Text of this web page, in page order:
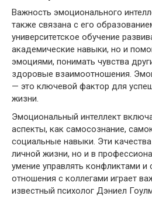
Важность эмоционального
также связана с его
университетское обучение
академические навыки, но и
эмоциями, понимать чувства
здоровые взаимоотношения.
— это ключевой фактор для
жизни.
Эмоциональный интеллект
аспекты, как самосознание,
социальные навыки. Эти
личной жизни, но и в
умение управлять конфликтами и
отношения с коллегами играет
известный психолог Дэниел